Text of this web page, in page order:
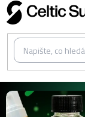
Přejít
na
obsah